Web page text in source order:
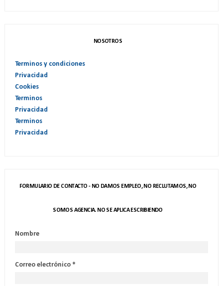
NOSOTROS
Terminos y condiciones
Privacidad
Cookies
Terminos
Privacidad
Terminos
Privacidad
FORMULARIO DE CONTACTO - NO DAMOS EMPLEO, NO RECLUTAMOS, NO
SOMOS AGENCIA. NO SE APLICA ESCRIBIENDO
Nombre
Correo electrónico *